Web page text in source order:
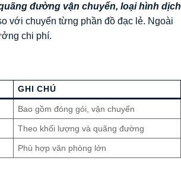
đường vận chuyển, loại hình dịch
với chuyển từng phần đồ đạc lẻ. Ngoài
chi phí.
GHI CHÚ
Bao gồm đóng gói, vận chuyển
Theo khối lượng và quãng đường
Phù hợp văn phòng lớn